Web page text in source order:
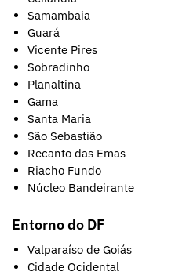
Samambaia
Guará
Vicente Pires
Sobradinho
Planaltina
Gama
Santa Maria
São Sebastião
Recanto das Emas
Riacho Fundo
Núcleo Bandeirante
Entorno do DF
Valparaíso de Goiás
Cidade Ocidental